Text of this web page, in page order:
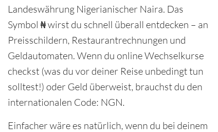
Landeswährung Nigerianischer Naira. Das
Symbol ₦ wirst du schnell überall entdecken – an
Preisschildern, Restaurantrechnungen und
Geldautomaten. Wenn du online Wechselkurse
checkst (was du vor deiner Reise unbedingt tun
solltest!) oder Geld überweist, brauchst du den
internationalen Code: NGN.
Einfacher wäre es natürlich, wenn du bei deinem